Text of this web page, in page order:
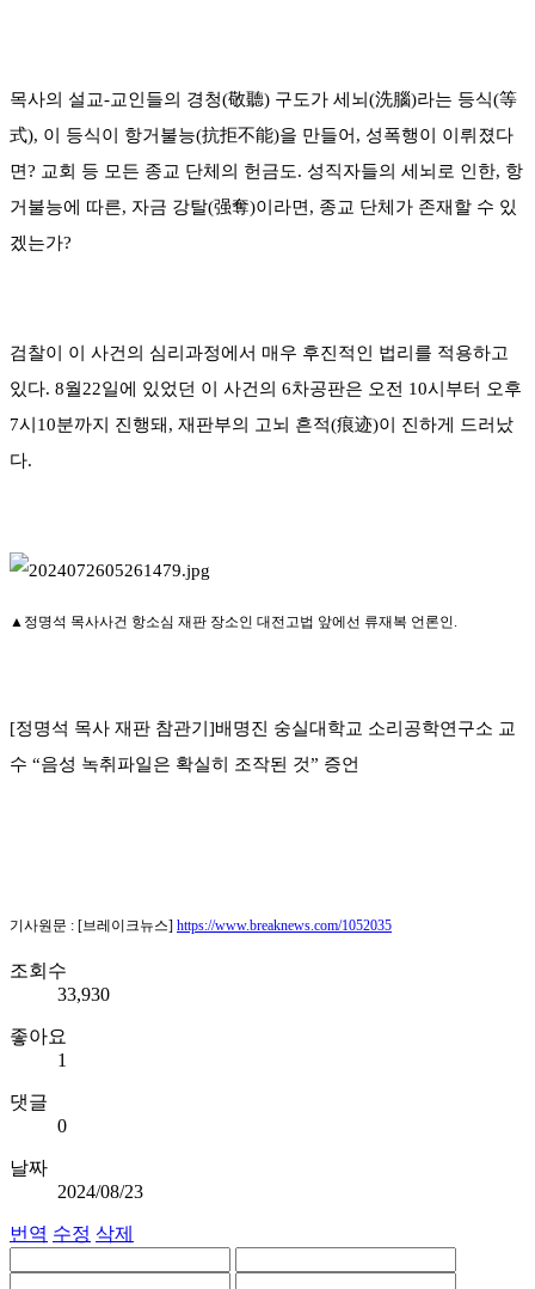
목사의 설교-교인들의 경청(敬聽) 구도가 세뇌(洗腦)라는 등식(等
式), 이 등식이 항거불능(抗拒不能)을 만들어, 성폭행이 이뤼졌다
면? 교회 등 모든 종교 단체의 헌금도. 성직자들의 세뇌로 인한, 항
거불능에 따른, 자금 강탈(强奪)이라면, 종교 단체가 존재할 수 있
겠는가?
검찰이 이 사건의 심리과정에서 매우 후진적인 법리를 적용하고
있다. 8월22일에 있었던 이 사건의 6차공판은 오전 10시부터 오후
7시10분까지 진행돼, 재판부의 고뇌 흔적(痕迹)이 진하게 드러났
다.
▲정명석 목사사건 항소심 재판 장소인 대전고법 앞에선 류재복 언론인.
[정명석 목사 재판 참관기]배명진 숭실대학교 소리공학연구소 교
수 “음성 녹취파일은 확실히 조작된 것” 증언
기사원문 : [브레이크뉴스] https://www.breaknews.com/1052035
조회수
33,930
좋아요
1
댓글
0
날짜
2024/08/23
번역 수정 삭제